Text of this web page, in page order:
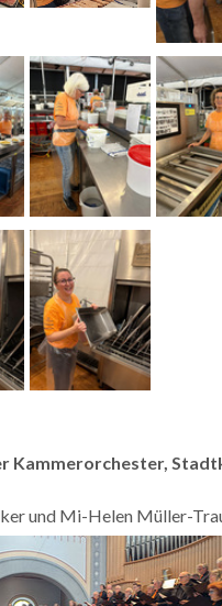
und Mi-Helen Müller-